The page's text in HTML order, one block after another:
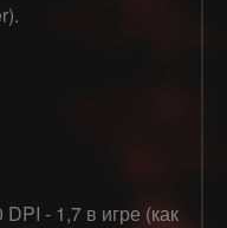
- 1,7 в игре (как